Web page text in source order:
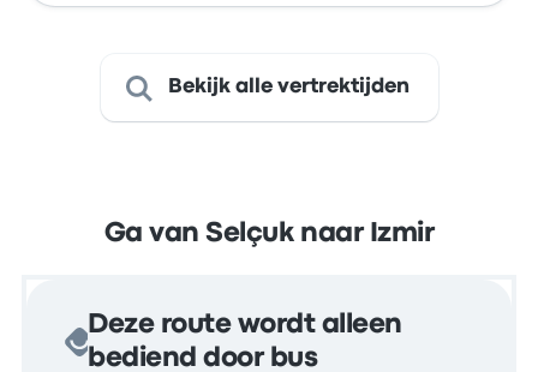
Bekijk alle vertrektijden
Ga van Selçuk naar Izmir
Deze route wordt alleen
bediend door bus